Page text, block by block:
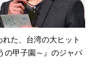
た、台湾の大ヒット
の甲子園～』のジャパ